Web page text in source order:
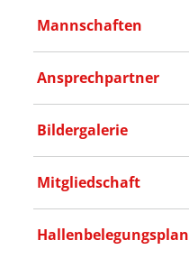
Mannschaften
Ansprechpartner
Bildergalerie
Mitgliedschaft
Hallenbelegungsplan